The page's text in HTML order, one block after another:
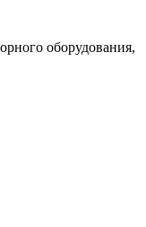
оборудования,